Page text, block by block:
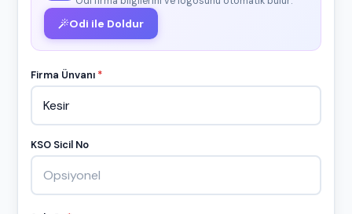
Odi ile Doldur
Firma Ünvanı *
KSO Sicil No